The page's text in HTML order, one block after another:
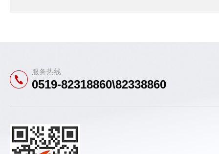
服务热线
0519-82318860\82338860